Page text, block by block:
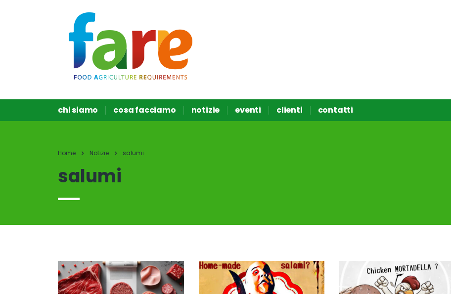
chi siamo cosa facciamo notizie eventi clienti contatti
Home Notizie salumi
salumi